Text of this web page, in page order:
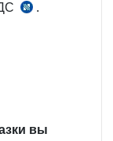
п.
.
вы